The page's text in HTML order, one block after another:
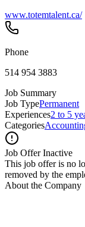
www.totemtalent.ca/
Phone
514 954 3883
Job Summary
Job TypePermanent
Experiences2 to 5
Categories
Job Offer Inactive
This job offer is no
removed by the
About the Company